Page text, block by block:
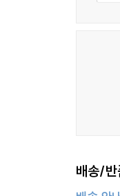
배송/